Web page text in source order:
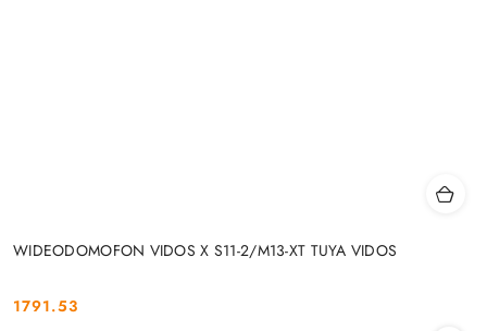
WIDEODOMOFON VIDOS X S11-2/M13-XT TUYA VIDOS
Cena:
1791.53